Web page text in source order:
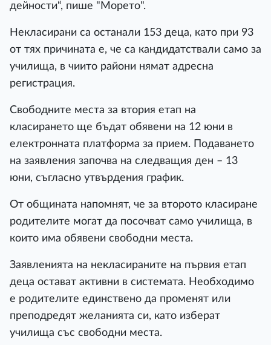
дейности“, пише "Морето".
Некласирани са останали 153 деца, като при 93
от тях причината е, че са кандидатствали само за
училища, в чиито райони нямат адресна
регистрация.
Свободните места за втория етап на
класирането ще бъдат обявени на 12 юни в
електронната платформа за прием. Подаването
на заявления започва на следващия ден – 13
юни, съгласно утвърдения график.
От общината напомнят, че за второто класиране
родителите могат да посочват само училища, в
които има обявени свободни места.
Заявленията на некласираните на първия етап
деца остават активни в системата. Необходимо
е родителите единствено да променят или
преподредят желанията си, като изберат
училища със свободни места.